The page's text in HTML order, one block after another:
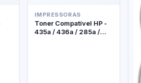
IMPRESSORAS
Toner Compatível HP -
435a / 436a / 285a /